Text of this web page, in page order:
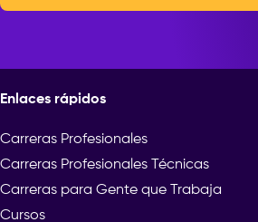
Enlaces rápidos
Carreras Profesionales
Carreras Profesionales Técnicas
Carreras para Gente que Trabaja
Cursos